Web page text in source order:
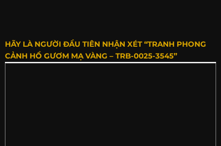
HÃY LÀ NGƯỜI ĐẦU TIÊN NHẬN XÉT “TRANH PHONG
CẢNH HỒ GƯƠM MẠ VÀNG – TRB-0025-3545”